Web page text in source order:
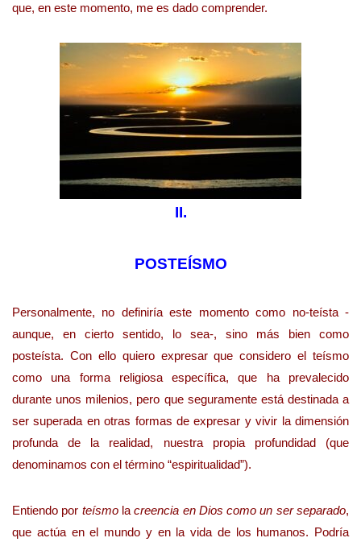
que, en este momento, me es dado comprender.
II.
POSTEÍSMO
Personalmente, no definiría este momento como no-teísta -
aunque, en cierto sentido, lo sea-, sino más bien como
posteísta. Con ello quiero expresar que considero el teísmo
como una forma religiosa específica, que ha prevalecido
durante unos milenios, pero que seguramente está destinada a
ser superada en otras formas de expresar y vivir la dimensión
profunda de la realidad, nuestra propia profundidad (que
denominamos con el término “espiritualidad”).
Entiendo por teísmolacreencia en Dios como un ser separado,
que actúa en el mundo y en la vida de los humanos. Podría